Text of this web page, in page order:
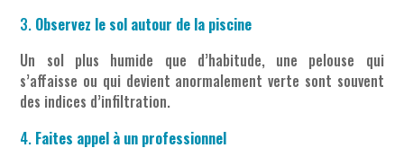
Observez le sol autour de la piscine
Un sol plus humide que d’habitude, une pelouse qui
s’affaisse ou qui devient anormalement verte sont souvent
des indices d’infiltration.
Faites appel à un professionnel